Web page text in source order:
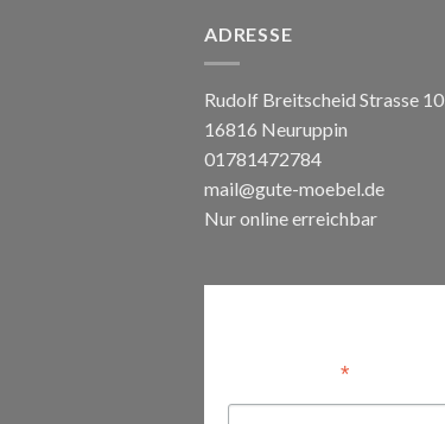
ADRESSE
Rudolf Breitscheid Strasse 10
16816 Neuruppin
01781472784
mail@gute-moebel.de
Nur online erreichbar
*